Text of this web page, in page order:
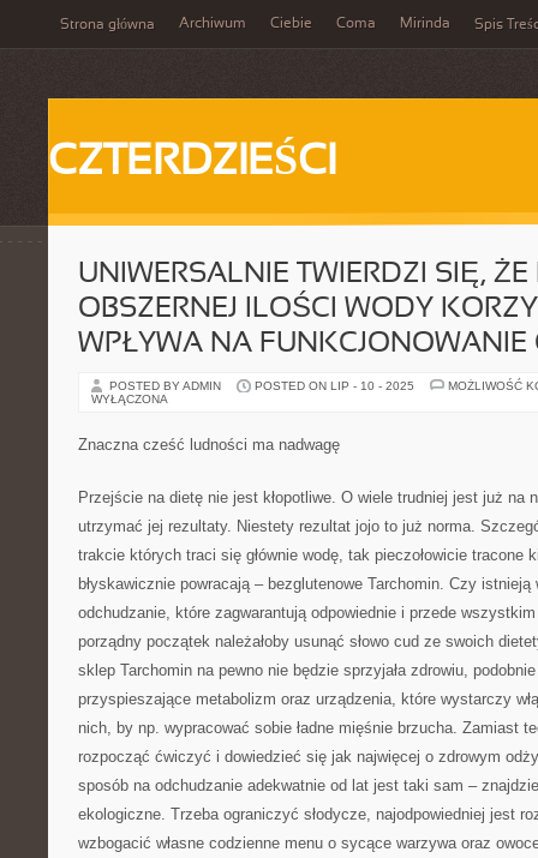
Strona główna Archiwum Ciebie Coma Mirinda Spis
CZTERDZIEŚCI
UNIWERSALNIE TWIERDZI SIĘ, ŻE
OBSZERNEJ ILOŚCI WODY
WPŁYWA NA FUNKCJONOWANIE
POSTED BY ADMIN POSTED ON LIP - 10 - 2025
MOŻLIWOŚĆ
WYŁĄCZONA
Znaczna cześć ludności ma nadwagę
Przejście na dietę nie jest kłopotliwe. O wiele trudniej jest już na
utrzymać jej rezultaty. Niestety rezultat jojo to już norma.
trakcie których traci się głównie wodę, tak pieczołowicie tracone
błyskawicznie powracają – bezglutenowe Tarchomin. Czy
odchudzanie, które zagwarantują odpowiednie i przede wszystkim
porządny początek należałoby usunąć słowo cud ze swoich
sklep Tarchomin na pewno nie będzie sprzyjała zdrowiu,
przyspieszające metabolizm oraz urządzenia, które wystarczy
nich, by np. wypracować sobie ładne mięśnie brzucha. Zamiast
rozpocząć ćwiczyć i dowiedzieć się jak najwięcej o zdrowym
sposób na odchudzanie adekwatnie od lat jest taki sam –
ekologiczne. Trzeba ograniczyć słodycze, najodpowiedniej jest
wzbogacić własne codzienne menu o sycące warzywa oraz